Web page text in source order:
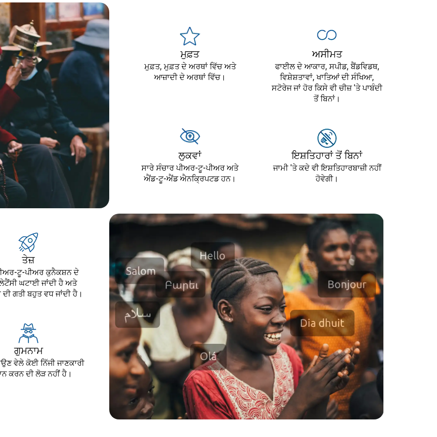
ਮੁਫ਼ਤ
ਮੁਫ਼ਤ, ਮੁਫ਼ਤ ਦੇ ਅਰਥਾਂ ਵਿੱਚ ਅਤੇ
ਆਜ਼ਾਦੀ ਦੇ ਅਰਥਾਂ ਵਿੱਚ।
ਅਸੀਮਤ
ਫਾਈਲ ਦੇ ਆਕਾਰ, ਸਪੀਡ, ਬੈਂਡਵਿਡਥ,
ਵਿਸ਼ੇਸ਼ਤਾਵਾਂ, ਖਾਤਿਆਂ ਦੀ ਸੰਖਿਆ,
ਸਟੋਰੇਜ ਜਾਂ ਹੋਰ ਕਿਸੇ ਵੀ ਚੀਜ਼ 'ਤੇ ਪਾਬੰਦੀ
ਤੋਂ ਬਿਨਾਂ।
ਲੁਕਵਾਂ
ਸਾਰੇ ਸੰਚਾਰ ਪੀਅਰ-ਟੂ-ਪੀਅਰ ਅਤੇ
ਐਂਡ-ਟੂ-ਐਂਡ ਐਨਕ੍ਰਿਪਟਡ ਹਨ।
ਇਸ਼ਤਿਹਾਰਾਂ ਤੋਂ ਬਿਨਾਂ
ਜਾਮੀ 'ਤੇ ਕਦੇ ਵੀ ਇਸ਼ਤਿਹਾਰਬਾਜ਼ੀ ਨਹੀਂ
ਹੋਵੇਗੀ।
ਤੇਜ਼
ਟੂ-ਪੀਅਰ ਕੁਨੈਕਸ਼ਨ ਦੇ
ਘਟਾਈ ਜਾਂਦੀ ਹੈ ਅਤੇ
ਗਤੀ ਬਹੁਤ ਵਧ ਜਾਂਦੀ ਹੈ।
ਗੁਮਨਾਮ
ਵੇਲੇ ਕੋਈ ਨਿੱਜੀ ਜਾਣਕਾਰੀ
ਕਰਨ ਦੀ ਲੋੜ ਨਹੀਂ ਹੈ।